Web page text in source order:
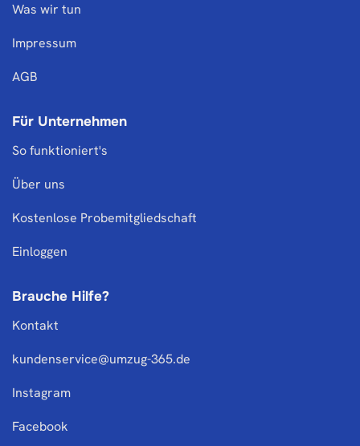
Was wir tun
Impressum
AGB
Für Unternehmen
So funktioniert's
Über uns
Kostenlose Probemitgliedschaft
Einloggen
Brauche Hilfe?
Kontakt
kundenservice@umzug-365.de
Instagram
Facebook